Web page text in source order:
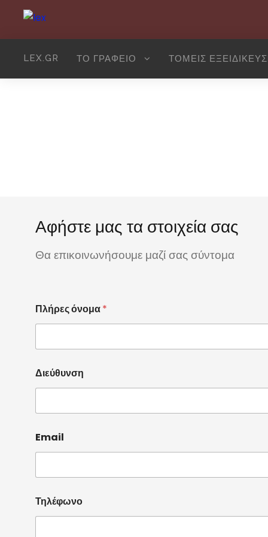
LEX.GR ΤΟ ΓΡΑΦΕΙΟ ΤΟΜΕΙΣ
Αφήστε μας τα στοιχεία σας
Θα επικοινωνήσουμε μαζί σας σύντομα
Πλήρες όνομα*
Διεύθυνση
Email
η
λ
Τηλέφωνο